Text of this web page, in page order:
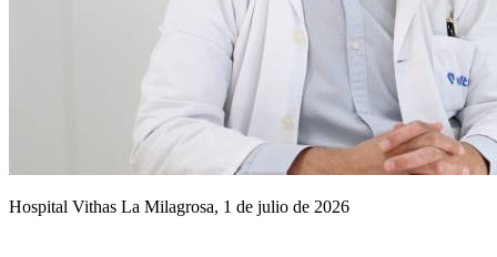
Hospital Vithas La Milagrosa, 1 de julio de 2026